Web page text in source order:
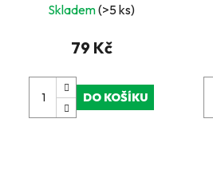
Skladem(>5 ks)
79 Kč
DO KOŠÍKU